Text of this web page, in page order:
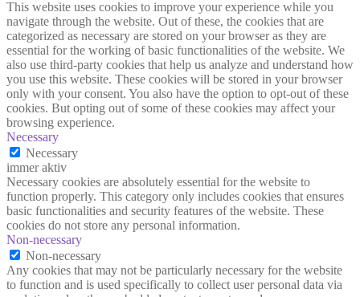
This website uses cookies to improve your experience while you
navigate through the website. Out of these, the cookies that are
categorized as necessary are stored on your browser as they are
essential for the working of basic functionalities of the website. We
also use third-party cookies that help us analyze and understand how
you use this website. These cookies will be stored in your browser
only with your consent. You also have the option to opt-out of these
cookies. But opting out of some of these cookies may affect your
browsing experience.
Necessary
Necessary
immer aktiv
Necessary cookies are absolutely essential for the website to
function properly. This category only includes cookies that ensures
basic functionalities and security features of the website. These
cookies do not store any personal information.
Non-necessary
Non-necessary
Any cookies that may not be particularly necessary for the website
to function and is used specifically to collect user personal data via